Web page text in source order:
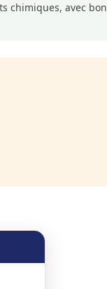
chimiques, avec bon